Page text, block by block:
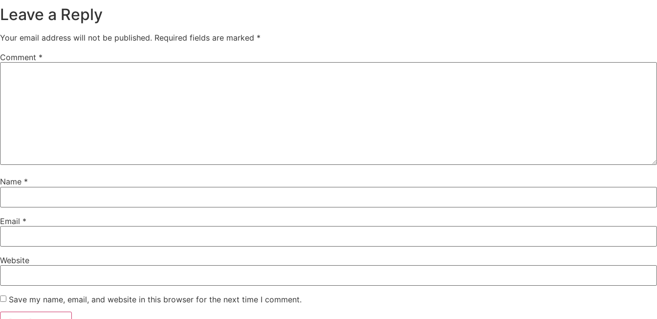
Leave a Reply
Your email address will not be published. Required fields are marked *
Comment *
Name *
Email *
Website
Save my name, email, and website in this browser for the next time I comment.